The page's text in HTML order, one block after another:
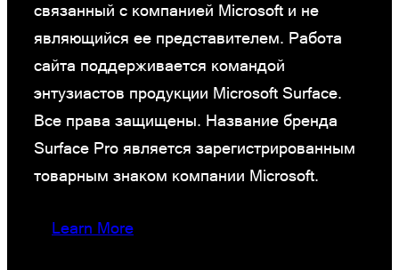
связанный с компанией Microsoft и не
являющийся ее представителем. Работа
сайта поддерживается командой
энтузиастов продукции Microsoft Surface.
Все права защищены. Название бренда
Surface Pro является зарегистрированным
товарным знаком компании Microsoft.
Learn More